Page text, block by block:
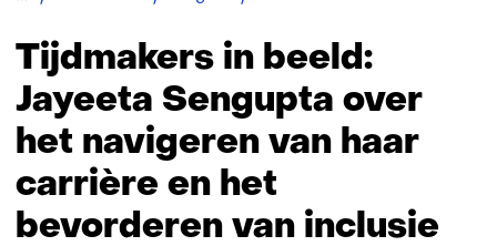
beeld:
Jayeeta
Sengupta
Tijdmakers in beeld:
Jayeeta Sengupta over
het navigeren van haar
carrière en het
bevorderen van inclusie